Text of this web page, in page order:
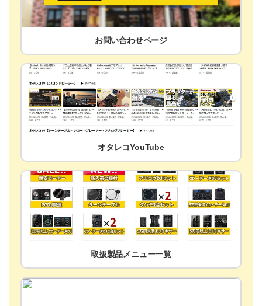
お問い合わせページ
オタレコYouTube
取扱製品メニュー一覧